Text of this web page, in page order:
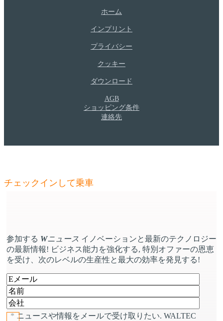
ホーム
インプリント
プライバシー
クッキー
ダウンロード
AGB
ショッピング条件
連絡先
チェックインして乗車
参加する Wニュース イノベーションと最新のテクノロジー
の最新情報! ビジネス能力を強化する, 特別オファーの恩恵
を受け、次のレベルの生産性と最大の効率を発見する!
このフィールドは空のままにしてください.
* ニュースや情報をメールで受け取りたい. WALTEC